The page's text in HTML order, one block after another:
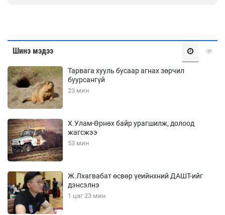
Шинэ мэдээ
Тарвага хууль бусаар агнах зөрчил
буурсангүй
23 мин
Х.Улам-Өрнөх байр урагшилж, долоод
жагсжээ
53 мин
Ж.Лхагвабат өсвөр үеийнхний ДАШТ-ийг
дэнсэлнэ
1 цаг 23 мин